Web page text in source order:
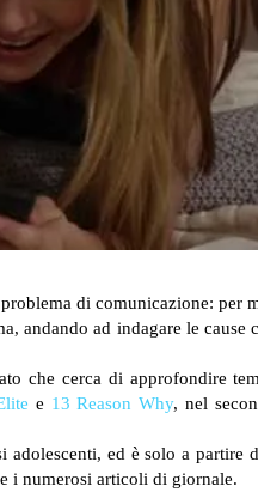
di comunicazione: per
andando ad indagare le cause
che cerca di approfondire
e 13 Reason Why, nel
adolescenti, ed è solo a partire
i numerosi articoli di giornale.